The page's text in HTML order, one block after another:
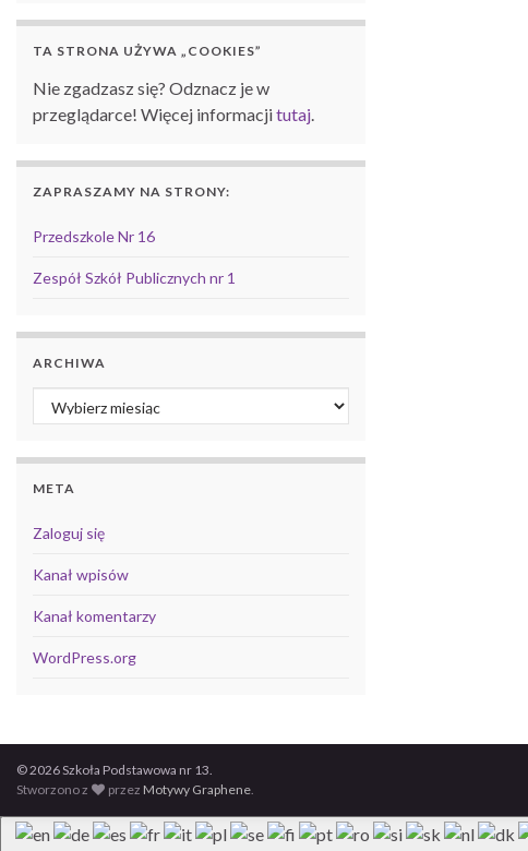
TA STRONA UŻYWA „COOKIES”
Nie zgadzasz się? Odznacz je w
przeglądarce! Więcej informacjitutaj.
ZAPRASZAMY NA STRONY:
Przedszkole Nr 16
Zespół Szkół Publicznych nr 1
ARCHIWA
Archiwa
META
Zaloguj się
Kanał wpisów
Kanał komentarzy
WordPress.org
© 2026 Szkoła Podstawowa nr 13.
Stworzono z
przez Motywy Graphene